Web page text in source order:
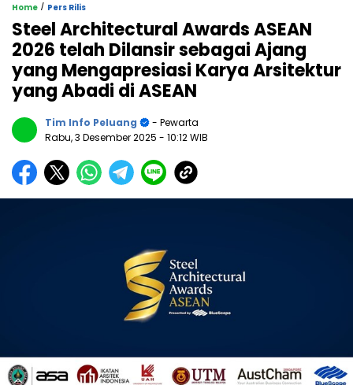
Home / Pers Rilis
Steel Architectural Awards ASEAN
2026 telah Dilansir sebagai Ajang
yang Mengapresiasi Karya Arsitektur
yang Abadi di ASEAN
Tim Info Peluang
- Pewarta
Rabu, 3 Desember 2025 - 10:12 WIB